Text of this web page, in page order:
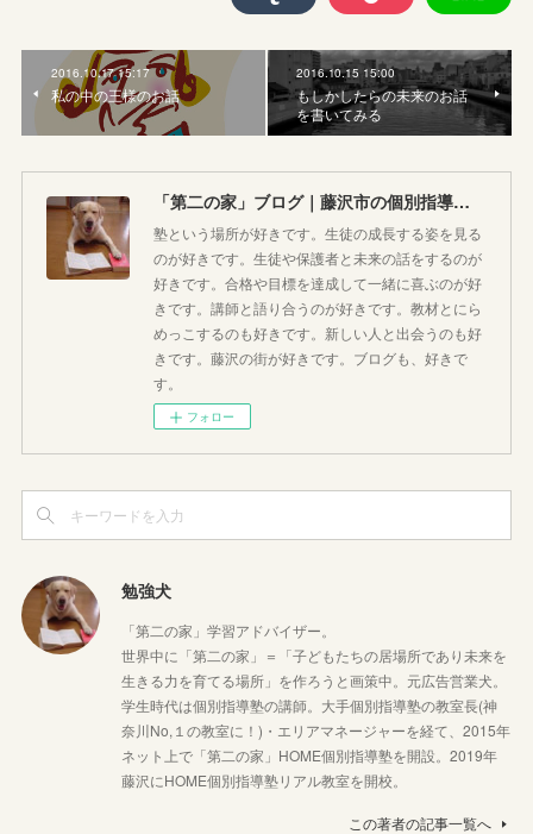
2016.10.17 15:17
私の中の王様のお話
2016.10.15 15:00
もしかしたらの未来のお話
を書いてみる
「第二の家」ブログ｜藤沢市の個別指導塾のお話
塾という場所が好きです。生徒の成長する姿を見る
のが好きです。生徒や保護者と未来の話をするのが
好きです。合格や目標を達成して一緒に喜ぶのが好
きです。講師と語り合うのが好きです。教材とにら
めっこするのも好きです。新しい人と出会うのも好
きです。藤沢の街が好きです。ブログも、好きで
す。
フォロー
勉強犬
「第二の家」学習アドバイザー。
世界中に「第二の家」＝「子どもたちの居場所であり未来を
生きる力を育てる場所」を作ろうと画策中。元広告営業犬。
学生時代は個別指導塾の講師。大手個別指導塾の教室長(神
奈川No,１の教室に！)・エリアマネージャーを経て、2015年
ネット上で「第二の家」HOME個別指導塾を開設。2019年
藤沢にHOME個別指導塾リアル教室を開校。
この著者の記事一覧へ